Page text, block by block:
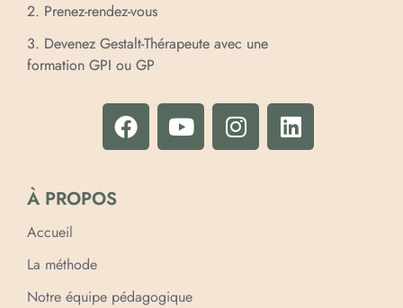
2. Prenez-rendez-vous
3. Devenez Gestalt-Thérapeute avec une
formation GPI ou GP
À PROPOS
Accueil
La méthode
Notre équipe pédagogique